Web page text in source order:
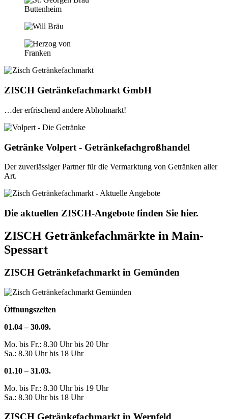
ZISCH Getränkefachmarkt GmbH
…der erfrischend andere Abholmarkt!
Getränke Volpert - Getränkefachgroßhandel
Der zuverlässiger Partner für die Vermarktung von Getränken aller
Art.
Die aktuellen ZISCH-Angebote finden Sie hier.
ZISCH Getränkefachmärkte in Main-
Spessart
ZISCH Getränkefachmarkt in Gemünden
Öffnungszeiten
01.04 – 30.09.
Mo. bis Fr.: 8.30 Uhr bis 20 Uhr
Sa.: 8.30 Uhr bis 18 Uhr
01.10 – 31.03.
Mo. bis Fr.: 8.30 Uhr bis 19 Uhr
Sa.: 8.30 Uhr bis 18 Uhr
ZISCH Getränkefachmarkt in Wernfeld